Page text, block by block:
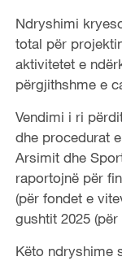
Ndryshimi
total për
aktivitetet e
përgjithshme e
Vendimi i ri
dhe procedurat
Arsimit dhe
raportojnë për
(për fondet e
gushtit 2025
Këto ndryshime